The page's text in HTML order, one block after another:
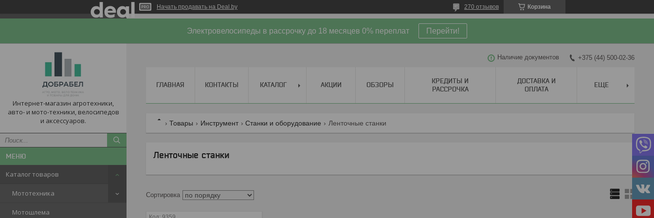
Начать продавать на Deal.by Корзина
270 отзывов
Электровелосипеды в рассрочку до 18 месяцев 0% переплат Перейти!
Интернет-магазин агротехники,
авто- и мото-техники, велосипедов
и аксессуаров.
Каталог товаров
Мототехника
Мотошлема
Наличие документов +375 (44) 500-02-36
ГЛАВНАЯ КОНТАКТЫ КАТАЛОГ АКЦИИ ОБЗОРЫ
КРЕДИТЫ И
РАССРОЧКА
ДОСТАВКА И
ОПЛАТА
ЕЩЕ
Товары Инструмент Станки и оборудование Ленточные станки
Ленточные станки